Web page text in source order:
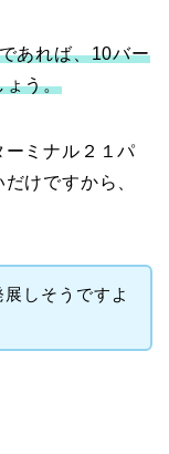
あれば、10バー
ょう。
ーミナル２１パ
けですから、
しそうですよ